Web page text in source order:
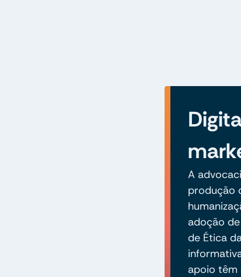
A
produção
adoção
de Ética
apoio têm